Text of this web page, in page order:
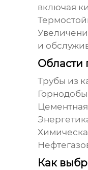
включая
и
Области
Трубы из
Как